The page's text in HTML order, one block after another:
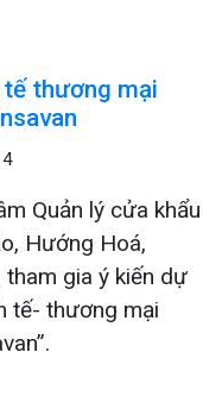
tế thương mại
Quản lý cửa khẩu
Hướng Hoá,
gia ý kiến dự
tế- thương mại